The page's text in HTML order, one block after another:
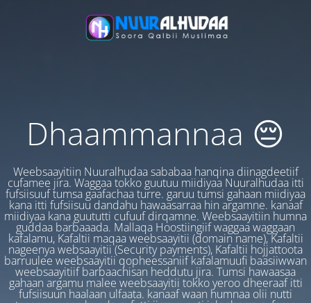
Dhaammannaa 😔
Weebsaayitiin Nuuralhudaa sababaa hanqina diinagdeetiif
cufamee jira. Waggaa tokko guutuu miidiyaa Nuuralhudaa itti
fufsiisuuf tumsa gaafachaa turre. garuu tumsi gahaan miidiyaa
kana itti fufsiisuu dandahu hawaasarraa hin argamne. kanaaf
miidiyaa kana guututti cufuuf dirqamne. Weebsaayitiin humna
guddaa barbaaada. Mallaqa Hoostiingiif waggaa waggaan
kafalamu, Kafaltii maqaa weebsaayitii (domain name), Kafaltii
nageenya websaayitii (Security payments), Kafaltii hojjattoota
barruulee weebsaayitii qopheessaniif kafalamuufi baasiiwwan
weebsaayitiif barbaachisan heddutu jira. Tumsi hawaasaa
gahaan argamu malee weebsaayitii tokko yeroo dheeraaf itti
fufsiisuun haalaan ulfaata. kanaaf waan humnaa olii nutti